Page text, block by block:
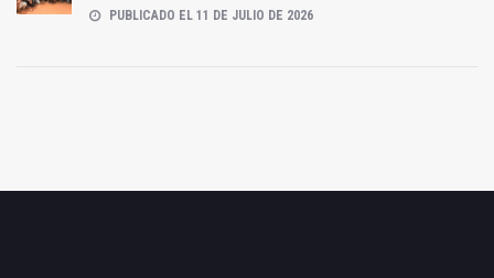
PUBLICADO EL 11 DE JULIO DE 2026